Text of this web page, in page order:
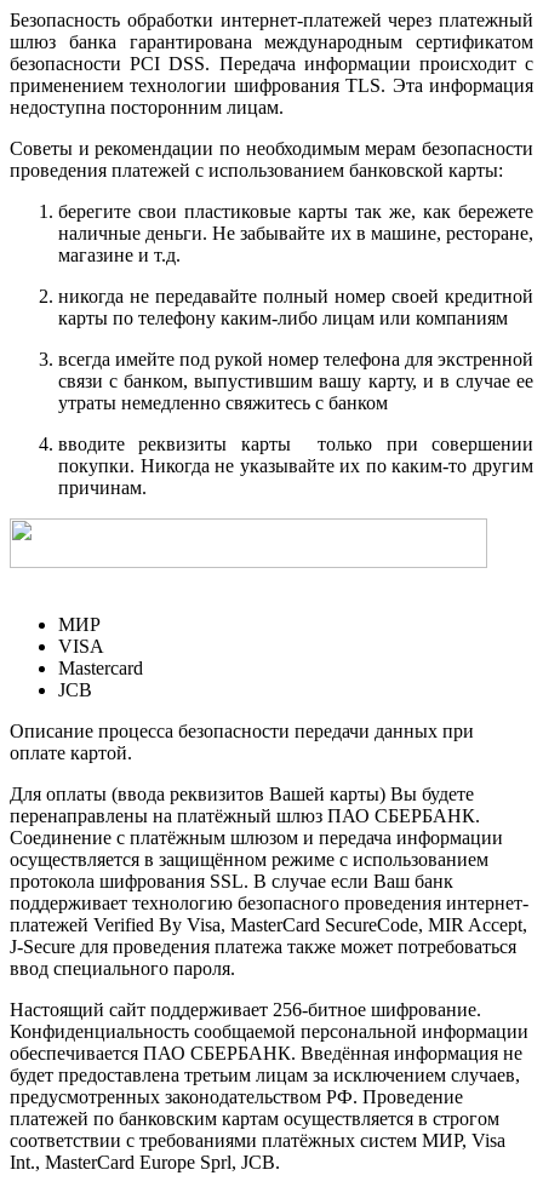
Безопасность обработки интернет-платежей через платежный
шлюз банка гарантирована международным сертификатом
безопасности PCI DSS. Передача информации происходит с
применением технологии шифрования TLS. Эта информация
недоступна посторонним лицам.
Советы и рекомендации по необходимым мерам безопасности
проведения платежей с использованием банковской карты:
берегите свои пластиковые карты так же, как бережете
наличные деньги. Не забывайте их в машине, ресторане,
магазине и т.д.
никогда не передавайте полный номер своей кредитной
карты по телефону каким-либо лицам или компаниям
всегда имейте под рукой номер телефона для экстренной
связи с банком, выпустившим вашу карту, и в случае ее
утраты немедленно свяжитесь с банком
вводите реквизиты карты только при совершении
покупки. Никогда не указывайте их по каким-то другим
причинам.
МИР
VISA
Mastercard
JCB
Описание процесса безопасности передачи данных при
оплате картой.
Для оплаты (ввода реквизитов Вашей карты) Вы будете
перенаправлены на платёжный шлюз ПАО СБЕРБАНК.
Соединение с платёжным шлюзом и передача информации
осуществляется в защищённом режиме с использованием
протокола шифрования SSL. В случае если Ваш банк
поддерживает технологию безопасного проведения интернет-
платежей Verified By Visa, MasterCard SecureCode, MIR Accept,
J-Secure для проведения платежа также может потребоваться
ввод специального пароля.
Настоящий сайт поддерживает 256-битное шифрование.
Конфиденциальность сообщаемой персональной информации
обеспечивается ПАО СБЕРБАНК. Введённая информация не
будет предоставлена третьим лицам за исключением случаев,
предусмотренных законодательством РФ. Проведение
платежей по банковским картам осуществляется в строгом
соответствии с требованиями платёжных систем МИР, Visa
Int., MasterCard Europe Sprl, JCB.